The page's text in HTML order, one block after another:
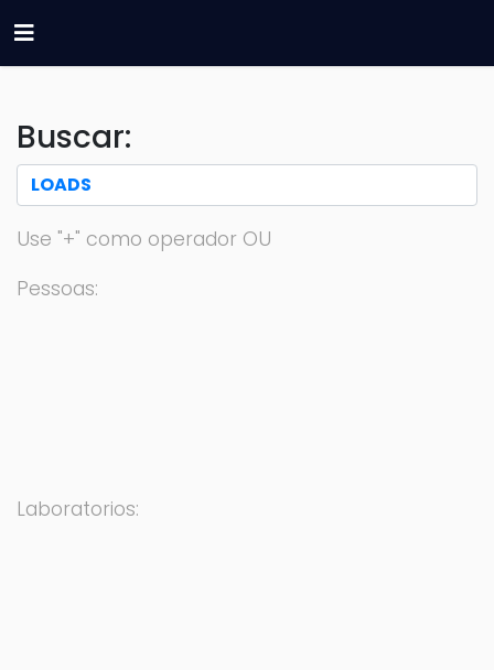
Buscar:
Use "+" como operador OU
Pessoas:
Laboratorios: